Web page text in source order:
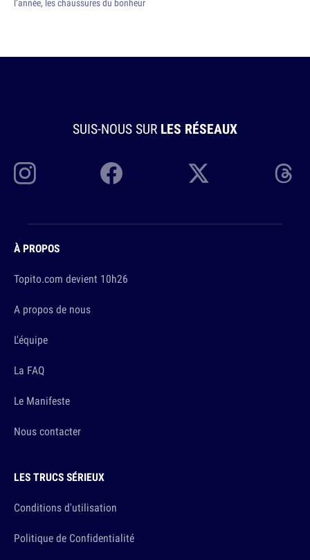
l’année, les chaussures du bonheur
SUIS-NOUS SUR LES RÉSEAUX
À PROPOS
Topito.com devient 10h26
A propos de nous
L'équipe
La FAQ
Le Manifeste
Nous contacter
LES TRUCS SÉRIEUX
Conditions d'utilisation
Politique de Confidentialité